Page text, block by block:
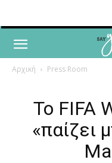
Αρχική Press Room
Το FIFA
«παίζει